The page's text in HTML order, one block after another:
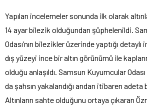
Yapılan incelemeler sonunda ilk olarak
14 ayar bilezik olduğundan şüphelenildi.
Odası’nın bilezikler üzerinde yaptığı
dış yüzeyi ince bir altın görünümü ile
olduğu anlaşıldı. Samsun Kuyumcular
da şahsın yakalandığı andan itibaren adeta
Altınların sahte olduğunu ortaya çıkaran